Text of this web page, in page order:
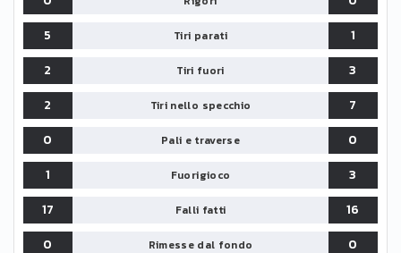
5
Tiri parati
1
2
Tiri fuori
3
2
Tiri nello specchio
7
0
Pali e traverse
0
1
Fuorigioco
3
17
Falli fatti
16
0
Rimesse dal fondo
0